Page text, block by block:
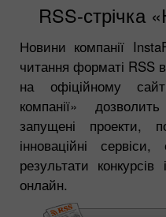
RSS-стрічка
Новини компанії
читання форматі RSS
на офіційному
компанії»
запущені проекти,
інноваційні
результати
онлайн.